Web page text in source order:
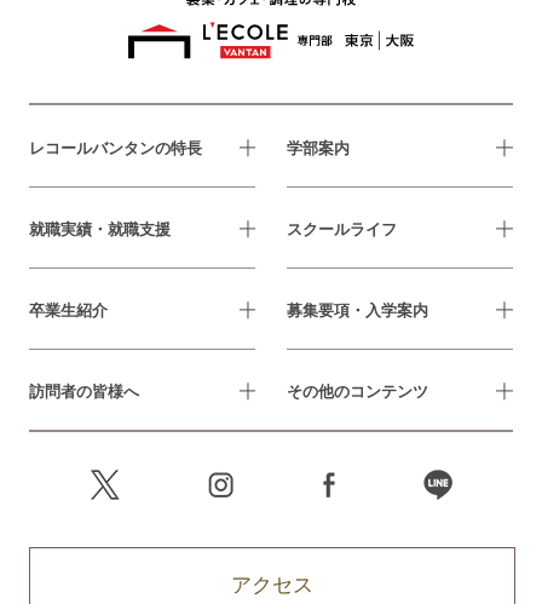
レコールバンタンの特長 学部案内
就職実績・就職支援 スクールライフ
卒業生紹介 募集要項・入学案内
訪問者の皆様へ その他のコンテンツ
アクセス